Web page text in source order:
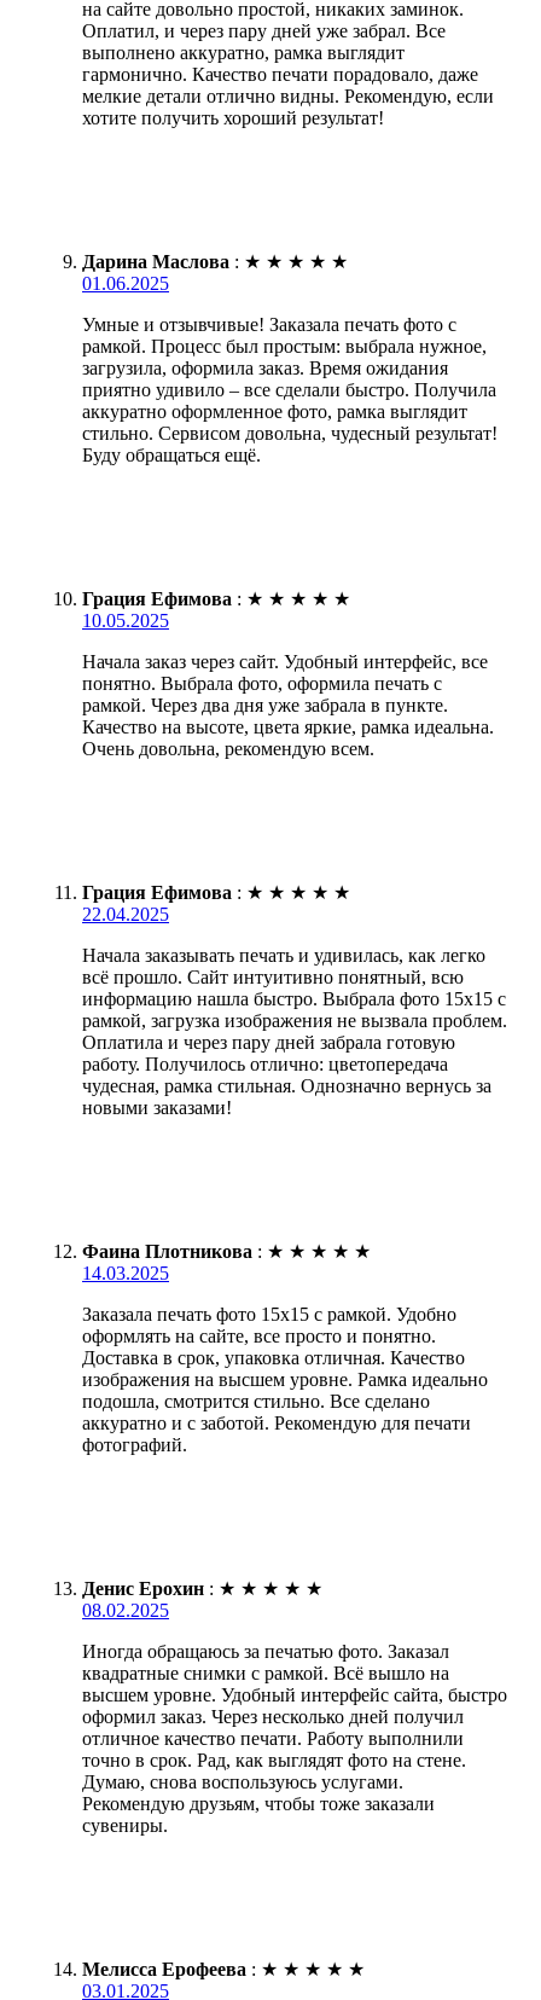
на сайте довольно простой, никаких заминок.
Оплатил, и через пару дней уже забрал. Все
выполнено аккуратно, рамка выглядит
гармонично. Качество печати порадовало, даже
мелкие детали отлично видны. Рекомендую, если
хотите получить хороший результат!
Дарина Маслова : ★ ★ ★ ★ ★
01.06.2025
Умные и отзывчивые! Заказала печать фото с
рамкой. Процесс был простым: выбрала нужное,
загрузила, оформила заказ. Время ожидания
приятно удивило – все сделали быстро. Получила
аккуратно оформленное фото, рамка выглядит
стильно. Сервисом довольна, чудесный результат!
Буду обращаться ещё.
Грация Ефимова : ★ ★ ★ ★ ★
10.05.2025
Начала заказ через сайт. Удобный интерфейс, все
понятно. Выбрала фото, оформила печать с
рамкой. Через два дня уже забрала в пункте.
Качество на высоте, цвета яркие, рамка идеальна.
Очень довольна, рекомендую всем.
Грация Ефимова : ★ ★ ★ ★ ★
22.04.2025
Начала заказывать печать и удивилась, как легко
всё прошло. Сайт интуитивно понятный, всю
информацию нашла быстро. Выбрала фото 15х15 с
рамкой, загрузка изображения не вызвала проблем.
Оплатила и через пару дней забрала готовую
работу. Получилось отлично: цветопередача
чудесная, рамка стильная. Однозначно вернусь за
новыми заказами!
Фаина Плотникова : ★ ★ ★ ★ ★
14.03.2025
Заказала печать фото 15х15 с рамкой. Удобно
оформлять на сайте, все просто и понятно.
Доставка в срок, упаковка отличная. Качество
изображения на высшем уровне. Рамка идеально
подошла, смотрится стильно. Все сделано
аккуратно и с заботой. Рекомендую для печати
фотографий.
Денис Ерохин : ★ ★ ★ ★ ★
08.02.2025
Иногда обращаюсь за печатью фото. Заказал
квадратные снимки с рамкой. Всё вышло на
высшем уровне. Удобный интерфейс сайта, быстро
оформил заказ. Через несколько дней получил
отличное качество печати. Работу выполнили
точно в срок. Рад, как выглядят фото на стене.
Думаю, снова воспользуюсь услугами.
Рекомендую друзьям, чтобы тоже заказали
сувениры.
Мелисса Ерофеева : ★ ★ ★ ★ ★
03.01.2025